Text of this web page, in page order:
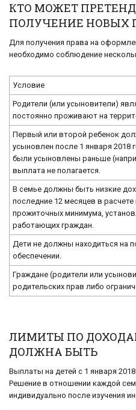
КТО МОЖЕТ
ПОЛУЧЕНИЕ НОВЫХ
Для получения права на
необходимо соблюдение
Условие
Родители (или усыновители)
постоянно проживают на
Первый или второй ребенок
усыновлен после 1 января 2018
были усыновлены раньше
выплата не полагается.
В семье должны быть низкие
последние 12 месяцев в
прожиточных минимума,
работающих граждан.
Дети не должны находиться на
обеспечении.
Граждане (родители или
родительских прав либо
ЛИМИТЫ ПО
ДОЛЖНА БЫТЬ
Выплаты на детей с 1 января
Решение в отношении каждой
индивидуально после изучения